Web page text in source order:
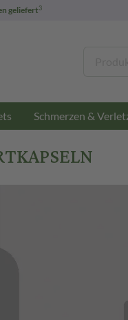
geliefert3
Schmerzen &